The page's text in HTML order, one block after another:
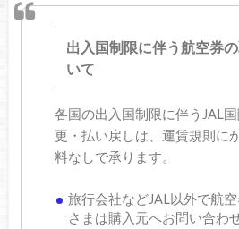
出入国制限に伴う航空券
いて
各国の出入国制限に伴うJAL
更・払い戻しは、運賃規則に
料なしで承ります。
旅行会社などJAL以外で航
さまは購入元へお問い合わ